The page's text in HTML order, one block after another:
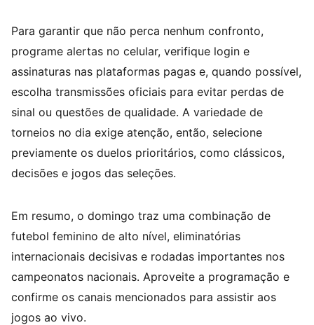
Para garantir que não perca nenhum confronto,
programe alertas no celular, verifique login e
assinaturas nas plataformas pagas e, quando possível,
escolha transmissões oficiais para evitar perdas de
sinal ou questões de qualidade. A variedade de
torneios no dia exige atenção, então, selecione
previamente os duelos prioritários, como clássicos,
decisões e jogos das seleções.
Em resumo, o domingo traz uma combinação de
futebol feminino de alto nível, eliminatórias
internacionais decisivas e rodadas importantes nos
campeonatos nacionais. Aproveite a programação e
confirme os canais mencionados para assistir aos
jogos ao vivo.